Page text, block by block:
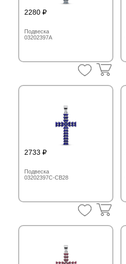
2280
Подвеска
03202397A
2733
Подвеска
03202397C-CB28